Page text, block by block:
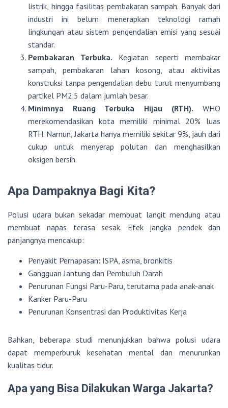
listrik, hingga fasilitas pembakaran sampah. Banyak dari
industri ini belum menerapkan teknologi ramah
lingkungan atau sistem pengendalian emisi yang sesuai
standar.
Pembakaran Terbuka. Kegiatan seperti membakar
sampah, pembakaran lahan kosong, atau aktivitas
konstruksi tanpa pengendalian debu turut menyumbang
partikel PM2.5 dalam jumlah besar.
Minimnya Ruang Terbuka Hijau (RTH). WHO
merekomendasikan kota memiliki minimal 20% luas
RTH. Namun, Jakarta hanya memiliki sekitar 9%, jauh dari
cukup untuk menyerap polutan dan menghasilkan
oksigen bersih.
Apa Dampaknya Bagi Kita?
Polusi udara bukan sekadar membuat langit mendung atau
membuat napas terasa sesak. Efek jangka pendek dan
panjangnya mencakup:
Penyakit Pernapasan: ISPA, asma, bronkitis
Gangguan Jantung dan Pembuluh Darah
Penurunan Fungsi Paru-Paru, terutama pada anak-anak
Kanker Paru-Paru
Penurunan Konsentrasi dan Produktivitas Kerja
Bahkan, beberapa studi menunjukkan bahwa polusi udara
dapat memperburuk kesehatan mental dan menurunkan
kualitas tidur.
Apa yang Bisa Dilakukan Warga Jakarta?